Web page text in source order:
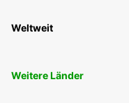
Weltweit
Weitere Länder